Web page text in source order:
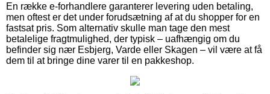
En række e-forhandlere garanterer levering uden betaling,
men oftest er det under forudsætning af at du shopper for en
fastsat pris. Som alternativ skulle man tage den mest
betalelige fragtmulighed, der typisk – uafhængig om du
befinder sig nær Esbjerg, Varde eller Skagen – vil være at få
dem til at bringe dine varer til en pakkeshop.